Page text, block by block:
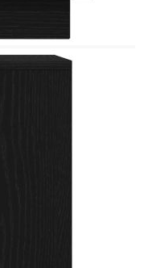
и не изисква
продукт
Добре е да се
който
захранващ